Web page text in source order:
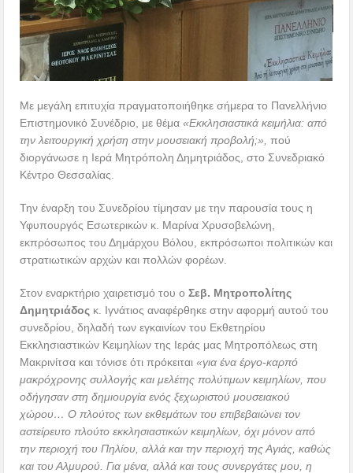
Με μεγάλη επιτυχία πραγματοποιήθηκε σήμερα το Πανελλήνιο
Επιστημονικό Συνέδριο, με θέμα«Εκκλησιαστικά κειμήλια: από
την λειτουργική χρήση στην μουσειακή προβολή;», πού
διοργάνωσε η Ιερά Μητρόπολη Δημητριάδος, στο Συνεδριακό
Κέντρο Θεσσαλίας.
Την έναρξη του Συνεδρίου τίμησαν με την παρουσία τους η
Υφυπουργός Εσωτερικών κ. Μαρίνα Χρυσοβελώνη,
εκπρόσωπος του Δημάρχου Βόλου, εκπρόσωποι πολιτικών και
στρατιωτικών αρχών και πολλών φορέων.
Στον εναρκτήριο χαιρετισμό του οΣεβ. Μητροπολίτης
Δημητριάδος κ. Ιγνάτιος αναφέρθηκε στην αφορμή αυτού του
συνεδρίου, δηλαδή των εγκαινίων του Εκθετηρίου
Εκκλησιαστικών Κειμηλίων της Ιεράς μας Μητροπόλεως στη
Μακρινίτσα και τόνισε ότι πρόκειται«για ένα έργο-καρπό
μακρόχρονης συλλογής και μελέτης πολύτιμων κειμηλίων, που
οδήγησαν στη δημιουργία ενός ξεχωριστού μουσειακού
χώρου… Ο πλούτος των εκθεμάτων του επιβεβαιώνει τον
αστείρευτο πλούτο εκκλησιαστικών κειμηλίων, όχι μόνον από
την περιοχή του Πηλίου, αλλά και την περιοχή της Αγιάς, καθώς
και του Αλμυρού. Για μένα, αλλά και τους συνεργάτες μου, η